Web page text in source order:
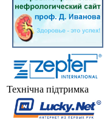
Технічна підтримка